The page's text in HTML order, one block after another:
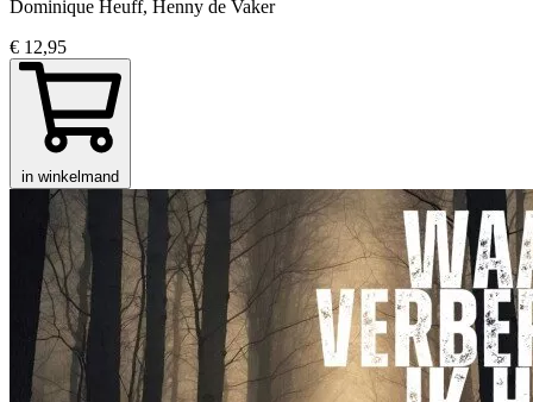
Dominique Heuff, Henny de Vaker
€ 12,95
in winkelmand